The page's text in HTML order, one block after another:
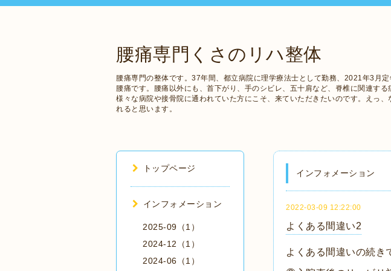
腰痛専門くさのリハ整体
腰痛専門の整体です。37年間、都立病院に理学療法士として勤務、2021年3月
腰痛です。腰痛以外にも、首下がり、手のシビレ、五十肩など、脊椎に関連する
様々な病院や接骨院に通われていた方にこそ、来ていただきたいのです。えっ
れると思います。
インフォメーション
2022-03-09 12:22:00
よくある間違い2
よくある間違いの続き
トップページ
インフォメーション
2025-09（1）
2024-12（1）
2024-06（1）